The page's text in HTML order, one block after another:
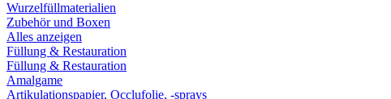
Wurzelfüllmaterialien
Zubehör und Boxen
Alles anzeigen
Füllung & Restauration
Füllung & Restauration
Amalgame
Artikulationspapier, Occlufolie, -sprays